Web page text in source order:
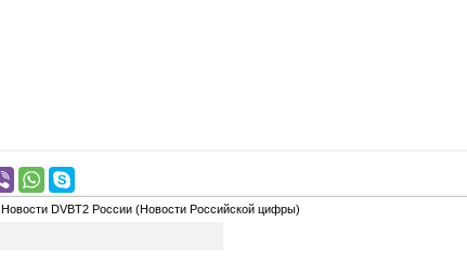
Новости DVBT2 России (Новости Российской цифры)